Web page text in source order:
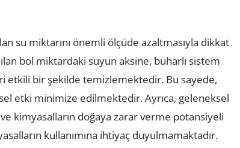
su miktarını önemli ölçüde azaltmasıyla dikkat
bol miktardaki suyun aksine, buharlı sistem
etkili bir şekilde temizlemektedir. Bu sayede,
etki minimize edilmektedir. Ayrıca, geleneksel
kimyasalların doğaya zarar verme potansiyeli
kullanımına ihtiyaç duyulmamaktadır.